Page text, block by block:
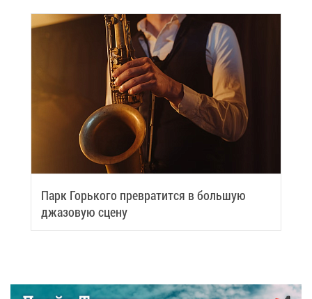
Парк Горь­ко­го пре­вра­тит­ся в боль­шую
джа­зо­вую сце­ну